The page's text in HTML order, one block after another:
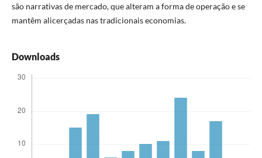
são narrativas de mercado, que alteram a forma de operação e se
mantêm alicerçadas nas tradicionais economias.
Downloads